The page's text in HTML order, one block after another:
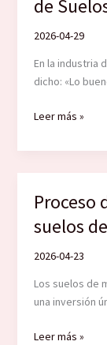
Pueden
de
Él
de
2026-04-29
En la industria
dicho: «Lo
Esos
en
de
Suelos
de
Madera
Leer más »
Proceso
suelos
2026-04-23
Los suelos de
una inversión
Proceso
Leer más »